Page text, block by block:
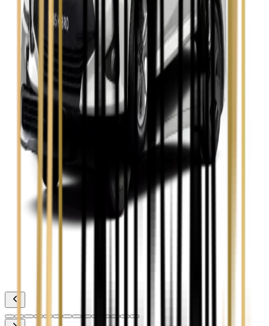
Zobacz
Skoda Octavia
Zobacz
Toyota Avensis
Zobacz
Toyota Camry
Zobacz
Toyota Corolla
Toyota Prius